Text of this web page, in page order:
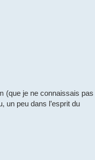
(que je ne connaissais pas
un peu dans l’esprit du